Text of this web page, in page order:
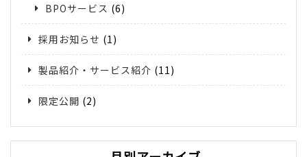
BPOサービス (6)
採用お知らせ (1)
製品紹介・サービス紹介 (11)
限定公開 (2)